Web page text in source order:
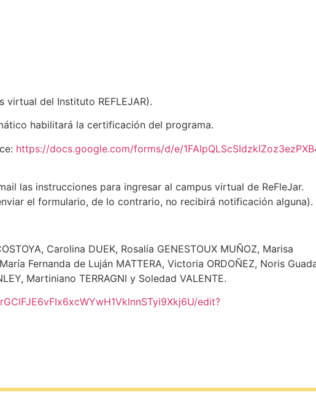
del Instituto REFLEJAR).
habilitará la certificación del programa.
https://docs.google.com/forms/d/e/
las instrucciones para ingresar al campus virtual de ReFleJar.
el formulario, de lo contrario, no recibirá notificación alguna).
Carolina DUEK, Rosalía GENESTOUX MUÑOZ, Marisa
Fernanda de Luján MATTERA, Victoria ORDOÑEZ, Noris
Martiniano TERRAGNI y Soledad VALENTE.
edit?